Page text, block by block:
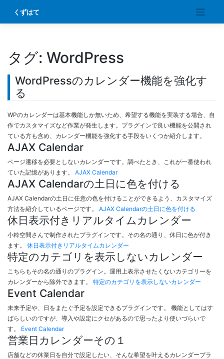
content
くずはて
タグ: WordPress
WordPressのカレンダー機能を強化す
る
WPのカレンダーは基本機能しか無いため、希望する機能を実装する場合、自
作でカスタマイズなど作業が発生します。プラグインで良い機能を公開され
ている方も含め、カレンダー機能を強化する手段をいくつか紹介します。
AJAX Calendar
ページ遷移を必要としないカレンダーです。調べたとき、これが一番使われ
ていた記憶があります。 AJAX Calendar
AJAX Calendarの土日に色を付ける
AJAX Calendarの土日に任意の色を付けることができるよう、カスタマイズ
方法を紹介しているページです。 AJAX Calendarの土日に色を付ける
休日表示付きリアルタイムカレンダー
小粋空間さんで制作されたプラグインです。その名の通り、休日に色が付き
ます。 休日表示付きリアルタイムカレンダー
特定のカテゴリを表示しないカレンダー
こちらもその名の通りのプラグイン。運用上表示させたくないカテゴリーを
カレンダーから除外できます。 特定のカテゴリを表示しないカレンダー
Event Calendar
未来予定や、日をまたぐ予定を設定できるプラグインです。 機能としてはす
ばらしいのですが、導入や設定にクセがあるので思ったより使いづらいで
す。 Event Calendar
営業日カレンダーその１
店舗などの休業日を自分で設定したい、そんな希望を叶えるカレンダープラ